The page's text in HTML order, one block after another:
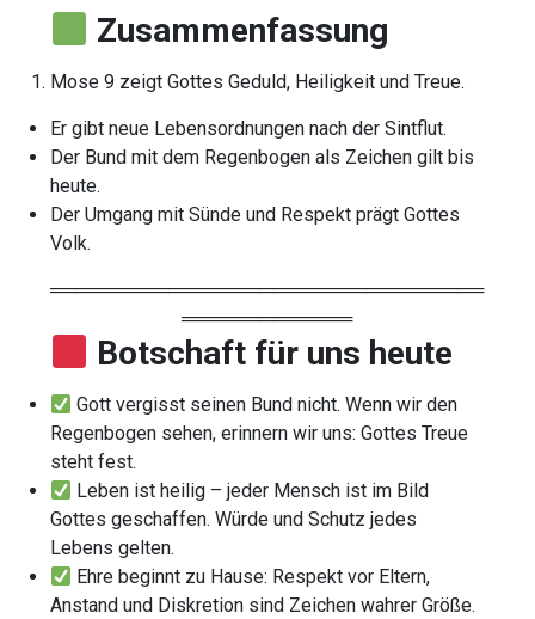
Zusammenfassung
Mose 9 zeigt Gottes Geduld, Heiligkeit und Treue.
Er gibt neue Lebensordnungen nach der Sintflut.
Der Bund mit dem Regenbogen als Zeichen gilt bis
heute.
Der Umgang mit Sünde und Respekt prägt Gottes
Volk.
═════════════════════════════════
═════════════
Botschaft für uns heute
Gott vergisst seinen Bund nicht. Wenn wir den
Regenbogen sehen, erinnern wir uns: Gottes Treue
steht fest.
Leben ist heilig – jeder Mensch ist im Bild
Gottes geschaffen. Würde und Schutz jedes
Lebens gelten.
Ehre beginnt zu Hause: Respekt vor Eltern,
Anstand und Diskretion sind Zeichen wahrer Größe.